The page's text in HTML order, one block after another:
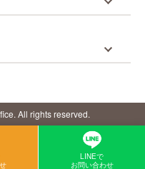
All rights reserved.
LINEで
お問い合わせ